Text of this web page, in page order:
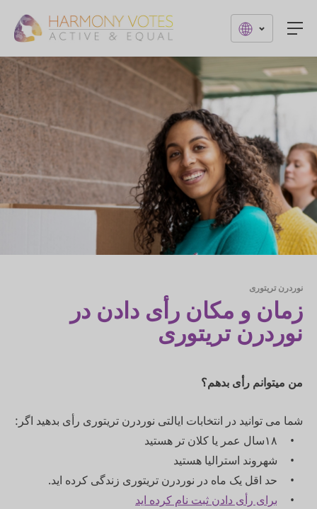
نوردرن تریتوری
زمان و مکان رأی دادن در
نوردرن تریتوری
من میتوانم رأی بدهم؟
شما می توانید در انتخابات ایالتی نوردرن تریتوری رأی بدهید اگر:
۱۸سال عمر یا کلان تر هستید
شهروند استرالیا هستید
حد اقل یک ماه در نوردرن تریتوری زندگی کرده اید.
برای رأی دادن ثبت نام کرده اید